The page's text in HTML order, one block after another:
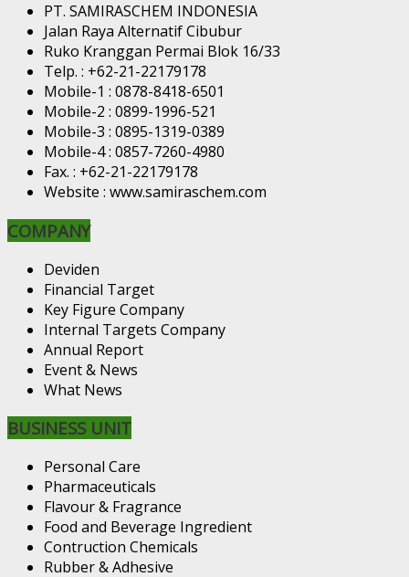
PT. SAMIRASCHEM INDONESIA
Jalan Raya Alternatif Cibubur
Ruko Kranggan Permai Blok 16/33
Telp. : +62-21-22179178
Mobile-1 : 0878-8418-6501
Mobile-2 : 0899-1996-521
Mobile-3 : 0895-1319-0389
Mobile-4 : 0857-7260-4980
Fax. : +62-21-22179178
Website : www.samiraschem.com
COMPANY
Deviden
Financial Target
Key Figure Company
Internal Targets Company
Annual Report
Event & News
What News
BUSINESS UNIT
Personal Care
Pharmaceuticals
Flavour & Fragrance
Food and Beverage Ingredient
Contruction Chemicals
Rubber & Adhesive